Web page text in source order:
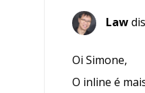
Law
Oi Simone,
O inline é